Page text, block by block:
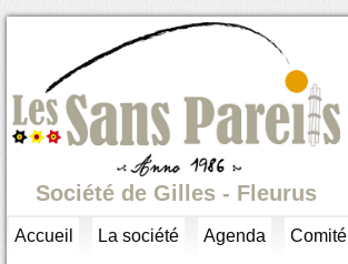
Société de Gilles - Fleurus
Accueil La société Agenda Comité